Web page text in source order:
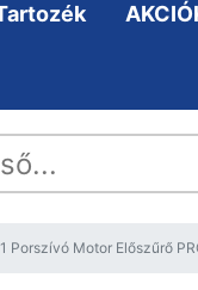
Porszívó Motor Előszűrő